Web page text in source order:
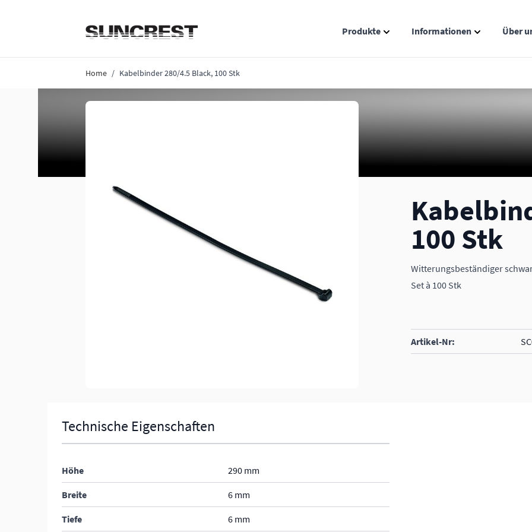
Produkte
Informationen
Über
Home / Kabelbinder 280/4.5 Black, 100 Stk
100 Stk
Witterungsbeständiger
Set à 100 Stk
Artikel-Nr:
Technische Eigenschaften
Höhe 290 mm
Breite 6 mm
Tiefe 6 mm